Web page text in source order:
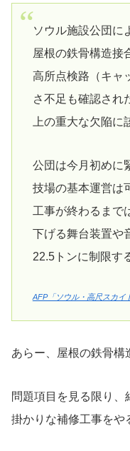
ソウル施設公団に
屋根の鉄骨構造接
高所点検路（キャ
さ不足も確認され
上の重大な欠陥に
公団は今月初めに
技場の基本運営は
工事が終わるまで
下げる舞台装置や
22.5トンに制限す
AFP「ソウル・高尺スカイ
あらー、屋根の鉄骨構
問題項目を見る限り
掛かりな補修工事をや